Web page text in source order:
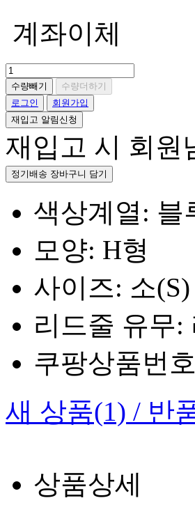
계좌이체
수량빼기
수량더하기
로그인
회원가입
재입고 알림신청
재입고 시 회원
정기배송 장바구니 담기
색상계열: 블
모양: H형
사이즈: 소(S)
리드줄 유무:
쿠팡상품번
새 상품(1) / 반
상품상세